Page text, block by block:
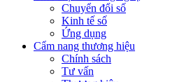
Chuyển đổi số
Kinh tế số
Ứng dụng
Cẩm nang thương hiệu
Chính sách
Tư vấn